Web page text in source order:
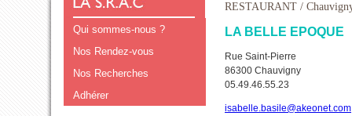
Qui sommes-nous ?
Nos Rendez-vous
Nos Recherches
Adhérer
RESTAURANT /
LA BELLE EPOQUE
Rue Saint-Pierre
86300 Chauvigny
05.49.46.55.23
isabelle.basile@akeonet.com